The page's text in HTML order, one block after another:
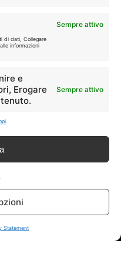
Sempre attivo
di dati, Collegare
informazioni
e
Erogare
Sempre attivo
Statement
verifica sempre le condizioni
Tariffando riceve un